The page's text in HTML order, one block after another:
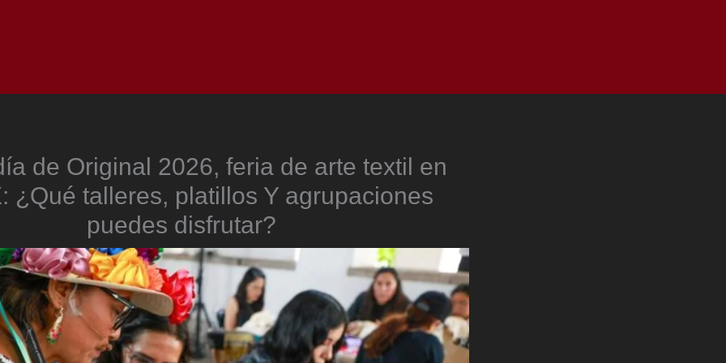
de Original 2026, feria de arte textil en
¿Qué talleres, platillos Y agrupaciones
puedes disfrutar?